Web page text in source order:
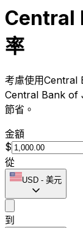
Central
率
考慮使用Central
Central Bank of
節省。
金額
$
從
USD - 美元
到